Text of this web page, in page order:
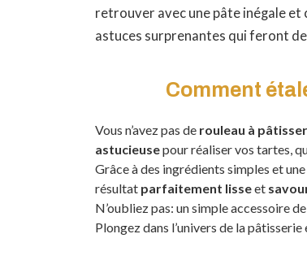
retrouver avec une pâte inégale et
astuces surprenantes qui feront
Comment
Vous n’avez pas de rouleau à
astucieusepour réaliser vos tartes,
Grâce à des ingrédients simples et
résultat parfaitement lisseet
N’oubliez pas: un simple accessoire
Plongez dans l’univers de la